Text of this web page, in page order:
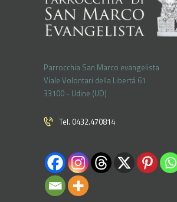
Parrocchia San Marco evangelista
Viale Volontari della Libertá 61
33100 - Udine (UD)
Tel. 0432.470814